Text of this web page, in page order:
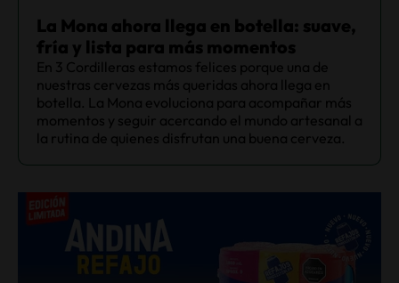
La Mona ahora llega en botella: suave,
fría y lista para más momentos
En 3 Cordilleras estamos felices porque una de
nuestras cervezas más queridas ahora llega en
botella. La Mona evoluciona para acompañar más
momentos y seguir acercando el mundo artesanal a
la rutina de quienes disfrutan una buena cerveza.